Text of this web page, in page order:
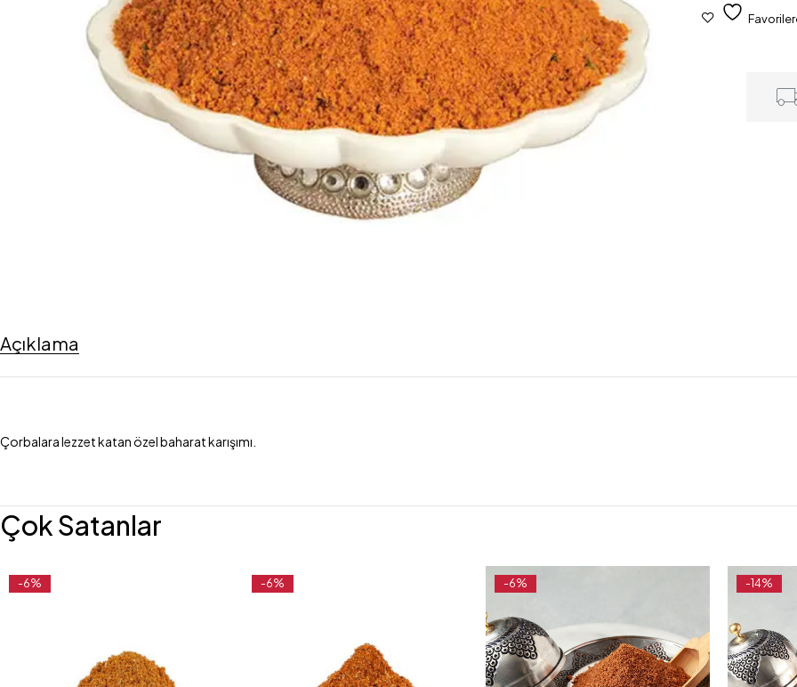
Açıklama
Çorbalara lezzet katan özel baharat karışımı.
Çok Satanlar
-6% -6% -6% -14%